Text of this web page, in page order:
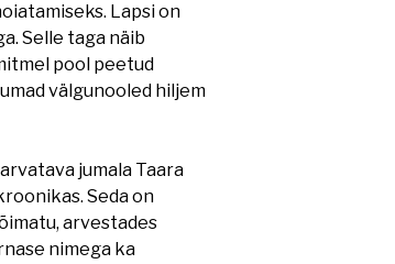
Lapsi on
Selle taga näib
pool peetud
välgunooled hiljem
jumala Taara
Seda on
arvestades
nimega ka